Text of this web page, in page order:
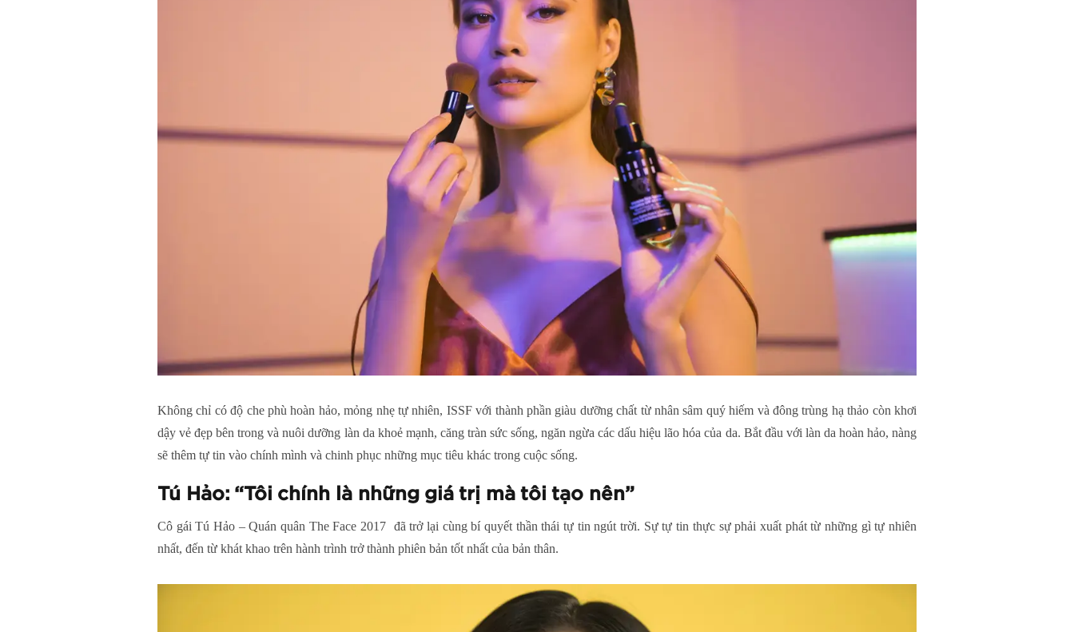
Không chỉ có độ che phù hoàn hảo, mỏng nhẹ tự nhiên, ISSF với thành phần giàu dưỡng chất từ nhân sâm quý hiếm và đông trùng hạ thảo còn khơi
dậy vẻ đẹp bên trong và nuôi dưỡng làn da khoẻ mạnh, căng tràn sức sống, ngăn ngừa các dấu hiệu lão hóa của da. Bắt đầu với làn da hoàn hảo, nàng
sẽ thêm tự tin vào chính mình và chinh phục những mục tiêu khác trong cuộc sống.
Tú Hảo: “Tôi chính là những giá trị mà tôi tạo nên”
Cô gái Tú Hảo – Quán quân The Face 2017 đã trở lại cùng bí quyết thần thái tự tin ngút trời. Sự tự tin thực sự phải xuất phát từ những gì tự nhiên
nhất, đến từ khát khao trên hành trình trở thành phiên bản tốt nhất của bản thân.